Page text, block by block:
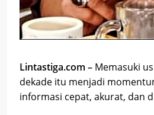
Lintastiga.com – Memasuki
dekade itu menjadi
informasi cepat, akurat, dan